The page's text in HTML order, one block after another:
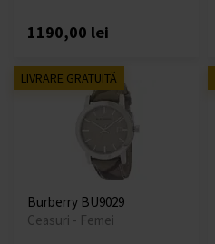
1190,00 lei
LIVRARE GRATUITĂ
Burberry BU9029
Ceasuri - Femei